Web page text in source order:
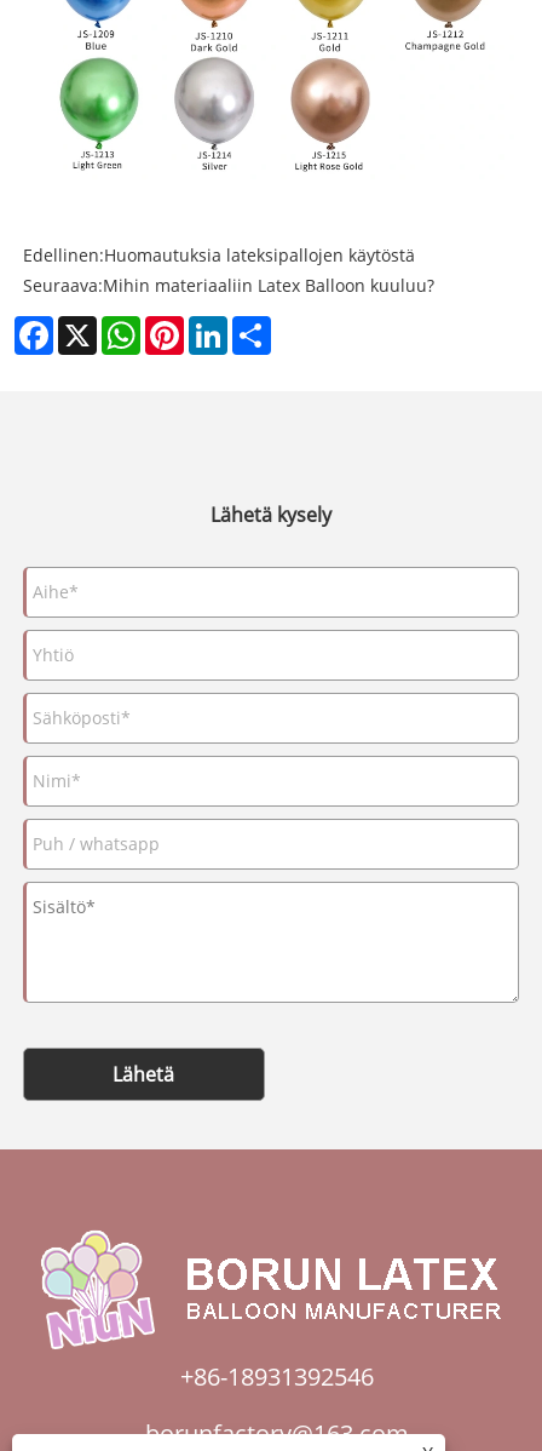
Edellinen:Huomautuksia lateksipallojen käytöstä
Seuraava:Mihin materiaaliin Latex Balloon kuuluu?
Facebook
X WhatsAppPinterestLinkedIn
Lähetä kysely
Lähetä
+86-18931392546
borunfactory@163.com